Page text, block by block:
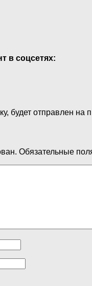
в соцсетях:
будет отправлен на
Обязательные